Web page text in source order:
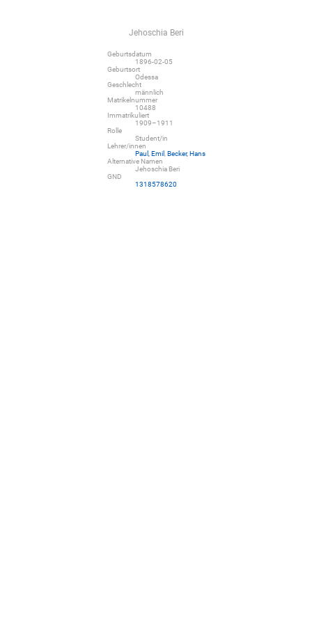
Jehoschia Beri
Geburtsdatum
1896-02-05
Geburtsort
Odessa
Geschlecht
männlich
Matrikelnummer
10488
Immatrikuliert
1909–1911
Rolle
Student/in
Lehrer/innen
Paul, Emil Becker, Hans
Alternative Namen
Jehoschia Beri
GND
1318578620